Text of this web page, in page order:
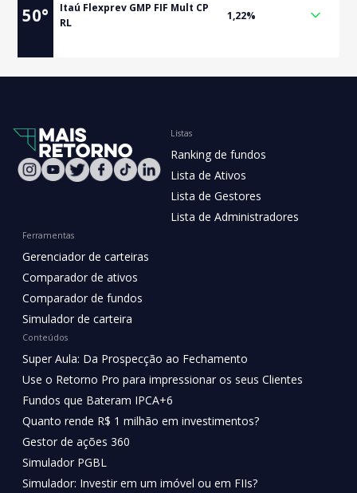
50°
Itaú Flexprev GMP FIF Mult CP
RL
1,22%
Listas
Ranking de fundos
Lista de Ativos
Lista de Gestores
Lista de Administradores
Ferramentas
Gerenciador de carteiras
Comparador de ativos
Comparador de fundos
Simulador de carteira
Conteúdos
Super Aula: Da Prospecção ao Fechamento
Use o Retorno Pro para impressionar os seus Clientes
Fundos que Bateram IPCA+6
Quanto rende R$ 1 milhão em investimentos?
Gestor de ações 360
Simulador PGBL
Simulador: Investir em um imóvel ou em FIIs?